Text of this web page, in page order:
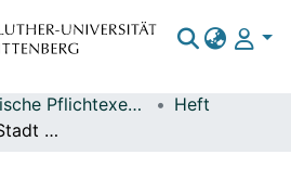
Elektronische Pflichtexemplare
Heft
Amtsblatt für die Stadt Leuna ; Nr. 13 / Hrsg.: Die Bürgermeisterin, Stadt Leuna